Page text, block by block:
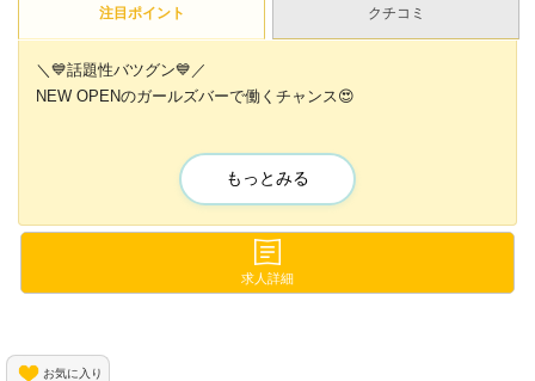
注目ポイント クチコミ
＼💙話題性バツグン💙／
NEW OPENのガールズバーで働くチャンス😍
オープニングスタッフ大募集🐾💕
💛もふかわ衣装ご用意
💛提携先のパーソナルジム通い放題
高待遇を揃えてお待ちしております😌💕
もっとみる
求人詳細
お気に入り